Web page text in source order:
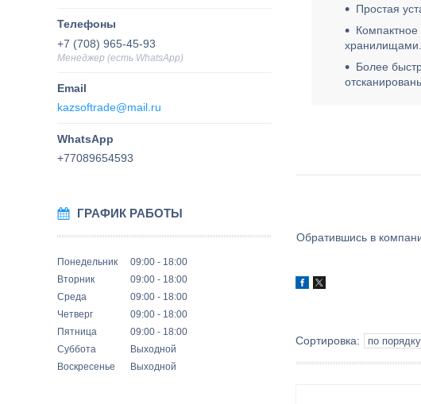
+7 (708) 965-45-93
Менеджер (есть WhatsApp)
kazsoftrade@mail.ru
+77089654593
ГРАФИК РАБОТЫ
Понедельник 09:00
18:00
Вторник
09:00
18:00
Среда
09:00
18:00
Четверг
09:00
18:00
Пятница
09:00
18:00
Суббота
Выходной
Воскресенье
Выходной
Простая
хранилищами.
Более
Обратившись в